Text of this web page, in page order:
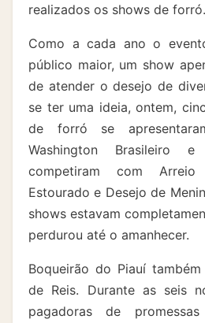
realizados os shows de forró.
Como a cada ano o
público maior, um show
de atender o desejo de
se ter uma ideia, ontem,
de forró se
Washington Brasileiro
competiram com
Estourado e Desejo de
shows estavam
perdurou até o amanhecer.
Boqueirão do Piauí
de Reis. Durante as seis
pagadoras de